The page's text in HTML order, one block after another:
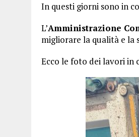
In questi giorni sono in
L’Amministrazione
migliorare la qualità e la
Ecco le foto dei lavori in